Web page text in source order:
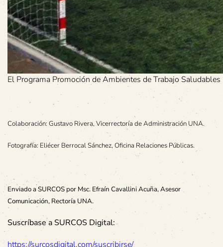
El Programa Promoción de Ambientes de Trabajo
Colaboración: Gustavo Rivera, Vicerrectoría de Administración UNA.
Fotografía: Eliécer Berrocal Sánchez, Oficina Relaciones Públicas.
Enviado a SURCOS por Msc. Efraín Cavallini Acuña, Asesor
Comunicación, Rectoría UNA.
Suscríbase a SURCOS Digital:
https://surcosdigital.com/suscribirse/